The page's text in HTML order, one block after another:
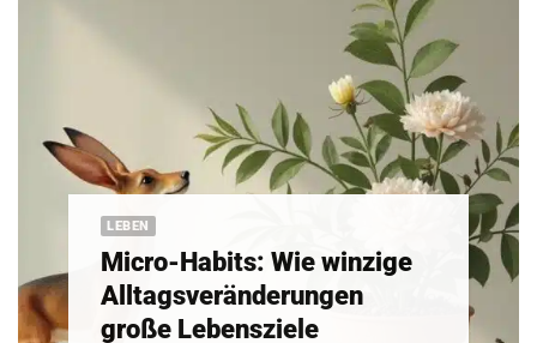
LEBEN
Micro-Habits: Wie winzige
Alltagsveränderungen
große Lebensziele